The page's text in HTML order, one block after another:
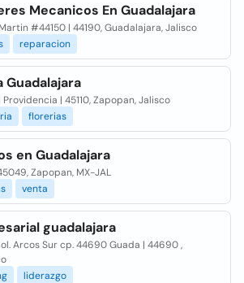
Mecanicos En Guadalajara
#44150 | 44190, Guadalajara, Jalisco
reparacion
Guadalajara
| 45110, Zapopan, Jalisco
florerias
en Guadalajara
Zapopan, MX-JAL
venta
guadalajara
Arcos Sur cp. 44690 Guada | 44690 ,
liderazgo